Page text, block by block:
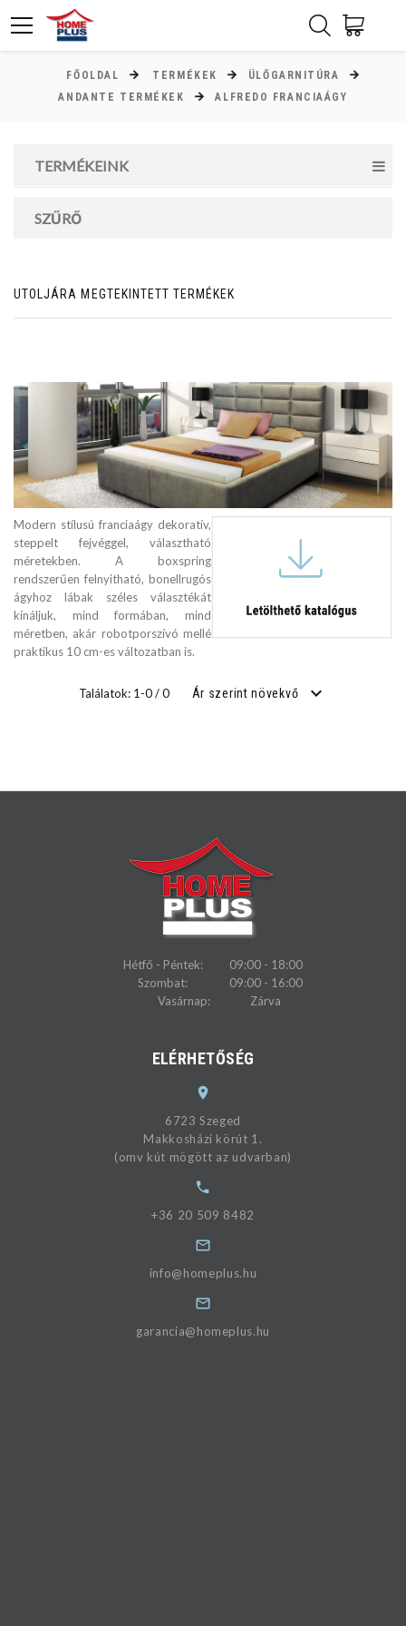
FŐOLDAL TERMÉKEK
ÜLŐGARNITÚRA
ANDANTE TERMÉKEK
ALFREDO FRANCIAÁGY
TERMÉKEINK
SZŰRŐ
UTOLJÁRA MEGTEKINTETT TERMÉKEK
Modern stílusú franciaágy dekoratív,
steppelt fejvéggel, választható
méretekben. A boxspring
rendszerűen felnyitható, bonellrugós
ágyhoz lábak széles választékát
kínáljuk, mind formában, mind
méretben, akár robotporszívó mellé
praktikus 10 cm-es változatban is.
Találatok: 1-0 / 0 Ár szerint növekvő
Hétfő - Péntek:
09:00 - 18:00
Szombat:
09:00 - 16:00
Vasárnap:
Zárva
ELÉRHETŐSÉG
6723 Szeged
Makkosházi körút 1.
(omv kút mögött az udvarban)
+36 20 509 8482
info@homeplus.hu
garancia@homeplus.hu